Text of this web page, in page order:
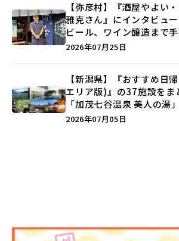
【弥彦村】『酒屋やよい
雅克さん』にインタビュ
ビール、ワイン醸造まで
史”に迫る♪
2026年07月25日
【新潟県】『おすすめ日
エリア版)』の37施設をま
「加茂七谷温泉 美人の湯
ナステビュウ湯の山」な
2026年07月05日